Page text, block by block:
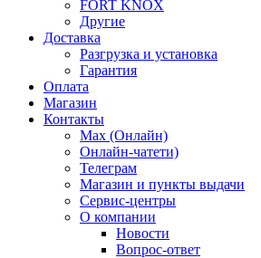
FORT KNOX
Другие
Доставка
Разгрузка и установка
Гарантия
Оплата
Магазин
Контакты
Max (Онлайн)
Онлайн-чатети)
Телеграм
Магазин и пункты выдачи
Сервис-центры
О компании
Новости
Вопрос-ответ